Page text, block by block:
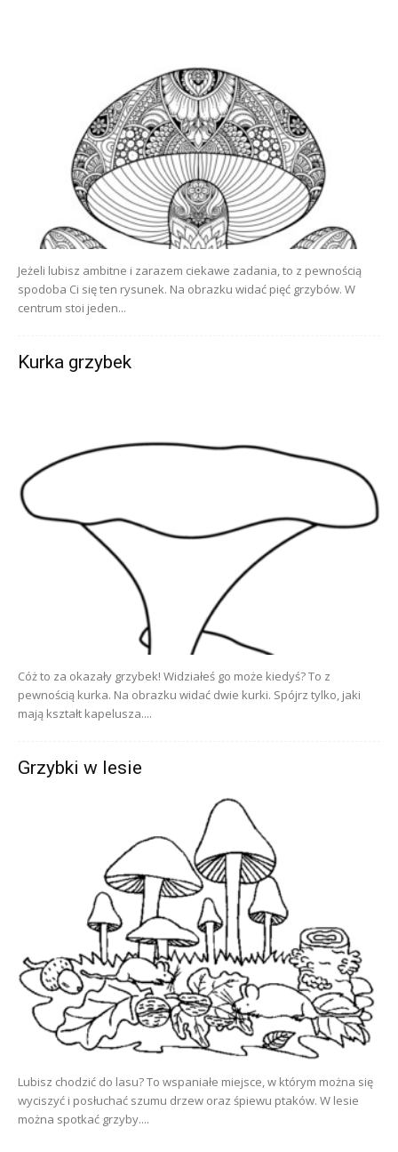
Jeżeli lubisz ambitne i zarazem ciekawe zadania, to z pewnością
spodoba Ci się ten rysunek. Na obrazku widać pięć grzybów. W
centrum stoi jeden...
Kurka grzybek
Cóż to za okazały grzybek! Widziałeś go może kiedyś? To z
pewnością kurka. Na obrazku widać dwie kurki. Spójrz tylko, jaki
mają kształt kapelusza....
Grzybki w lesie
Lubisz chodzić do lasu? To wspaniałe miejsce, w którym można się
wyciszyć i posłuchać szumu drzew oraz śpiewu ptaków. W lesie
można spotkać grzyby....